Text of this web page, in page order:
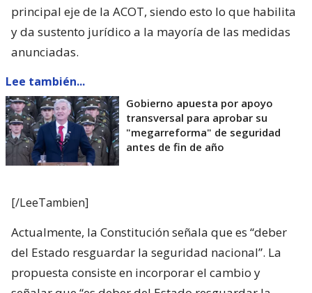
principal eje de la ACOT, siendo esto lo que habilita
y da sustento jurídico a la mayoría de las medidas
anunciadas.
Lee también...
Gobierno apuesta por apoyo
transversal para aprobar su
"megarreforma" de seguridad
antes de fin de año
[/LeeTambien]
Actualmente, la Constitución señala que es “deber
del Estado resguardar la seguridad nacional”. La
propuesta consiste en incorporar el cambio y